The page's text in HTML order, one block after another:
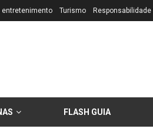
entretenimento Turismo Responsabilidade
FLASH GUIA